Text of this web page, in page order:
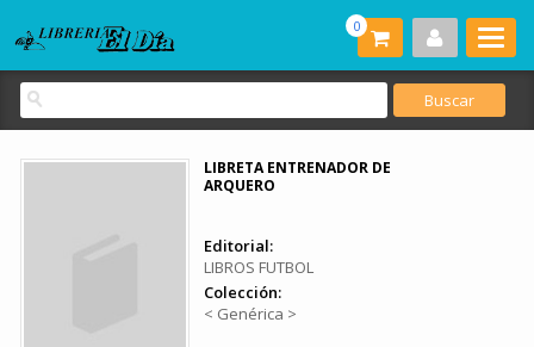
0
LIBRETA ENTRENADOR DE
ARQUERO
Editorial:
LIBROS FUTBOL
Colección:
< Genérica >